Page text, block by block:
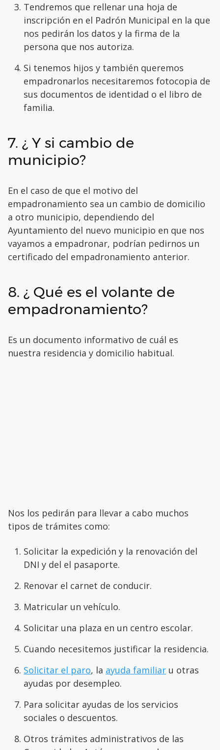
Tendremos que rellenar una hoja de
inscripción en el Padrón Municipal en la que
nos pedirán los datos y la firma de la
persona que nos autoriza.
Si tenemos hijos y también queremos
empadronarlos necesitaremos fotocopia de
sus documentos de identidad o el libro de
familia.
7. ¿ Y si cambio de
municipio?
En el caso de que el motivo del
empadronamiento sea un cambio de domicilio
a otro municipio, dependiendo del
Ayuntamiento del nuevo municipio en que nos
vayamos a empadronar, podrían pedirnos un
certificado del empadronamiento anterior.
8. ¿ Qué es el volante de
empadronamiento?
Es un documento informativo de cuál es
nuestra residencia y domicilio habitual.
Nos los pedirán para llevar a cabo muchos
tipos de trámites como:
Solicitar la expedición y la renovación del
DNI y del el pasaporte.
Renovar el carnet de conducir.
Matricular un vehículo.
Solicitar una plaza en un centro escolar.
Cuando necesitemos justificar la residencia.
Solicitar el paro, la ayuda familiar u otras
ayudas por desempleo.
Para solicitar ayudas de los servicios
sociales o descuentos.
Otros trámites administrativos de las